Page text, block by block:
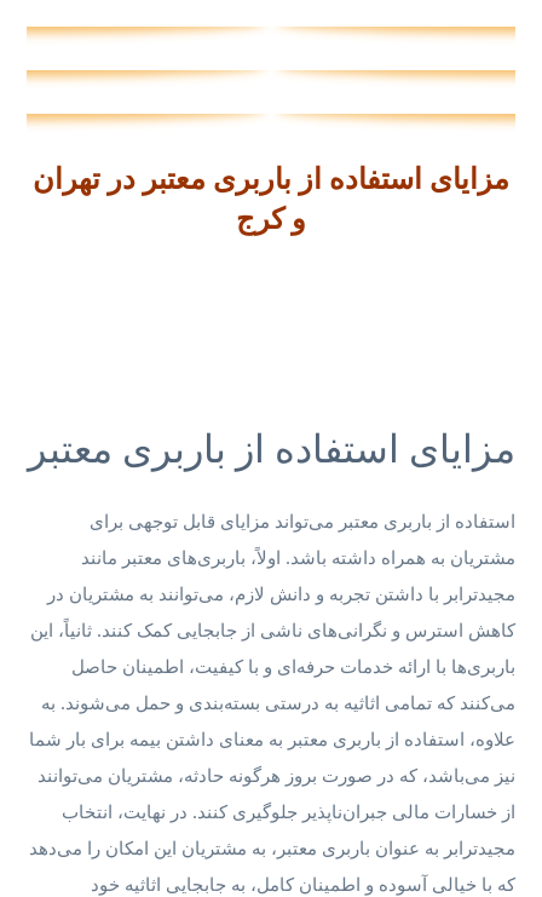
مزایای استفاده از باربری معتبر در تهران
و کرج
مزایای استفاده از باربری معتبر
استفاده از باربری معتبر می‌تواند مزایای قابل توجهی برای
مشتریان به همراه داشته باشد. اولاً، باربری‌های معتبر مانند
مجیدترابر با داشتن تجربه و دانش لازم، می‌توانند به مشتریان در
کاهش استرس و نگرانی‌های ناشی از جابجایی کمک کنند. ثانیاً، این
باربری‌ها با ارائه خدمات حرفه‌ای و با کیفیت، اطمینان حاصل
می‌کنند که تمامی اثاثیه به درستی بسته‌بندی و حمل می‌شوند. به
علاوه، استفاده از باربری معتبر به معنای داشتن بیمه برای بار شما
نیز می‌باشد، که در صورت بروز هرگونه حادثه، مشتریان می‌توانند
از خسارات مالی جبران‌ناپذیر جلوگیری کنند. در نهایت، انتخاب
مجیدترابر به عنوان باربری معتبر، به مشتریان این امکان را می‌دهد
که با خیالی آسوده و اطمینان کامل، به جابجایی اثاثیه خود